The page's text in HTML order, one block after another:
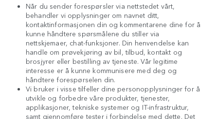
Når du sender forespørsler via nettstedet vårt,
behandler vi opplysninger om navnet ditt,
kontaktinformasjonen din og kommentarene dine for å
kunne håndtere spørsmålene du stiller via
nettskjemaer, chat-funksjoner. Din henvendelse kan
handle om prøvekjøring av bil, tilbud, kontakt og
brosjyrer eller bestilling av tjeneste. Vår legitime
interesse er å kunne kommunisere med deg og
håndtere forespørselen din.
Vi bruker i visse tilfeller dine personopplysninger for å
utvikle og forbedre våre produkter, tjenester,
applikasjoner, tekniske systemer og IT-infrastruktur,
samt gjennomføre tester i forbindelse med dette. Det